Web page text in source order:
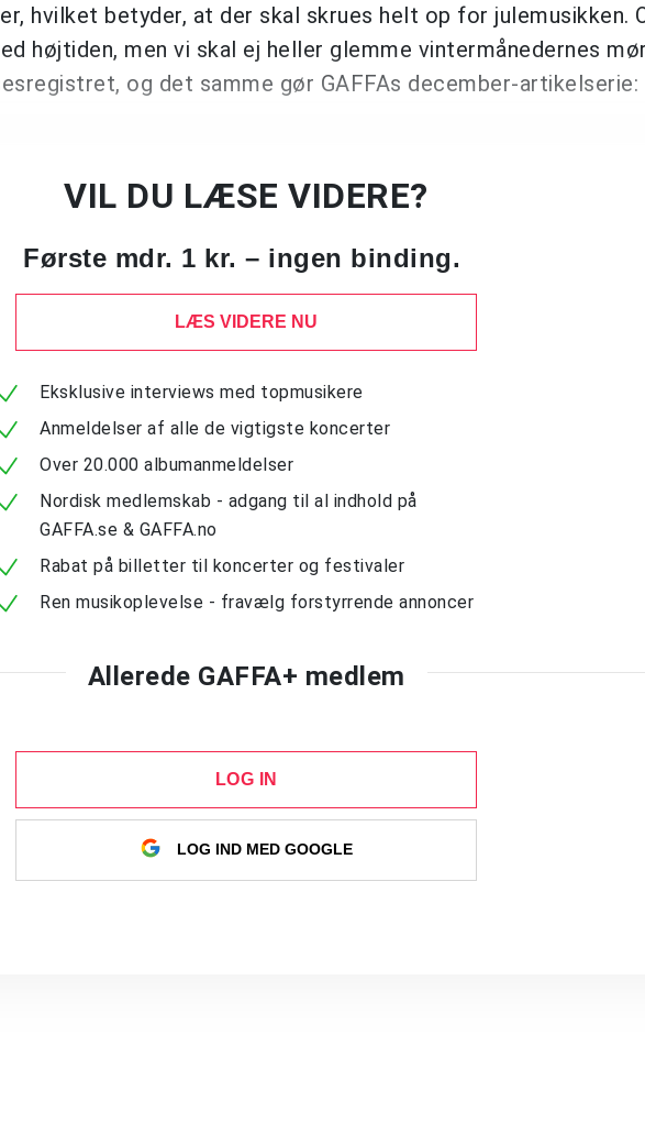
hvilket betyder, at der skal skrues helt op for julemusikken.
højtiden, men vi skal ej heller glemme vintermånedernes
og det samme gør GAFFAs december-artikelserie:
VIL DU LÆSE VIDERE?
Første mdr. 1 kr. – ingen binding.
LÆS VIDERE NU
Eksklusive interviews med topmusikere
Anmeldelser af alle de vigtigste koncerter
Over 20.000 albumanmeldelser
Nordisk medlemskab - adgang til al indhold på
GAFFA.se & GAFFA.no
Rabat på billetter til koncerter og festivaler
Ren musikoplevelse - fravælg forstyrrende annoncer
Allerede GAFFA+ medlem
LOG IN
LOG IND MED GOOGLE